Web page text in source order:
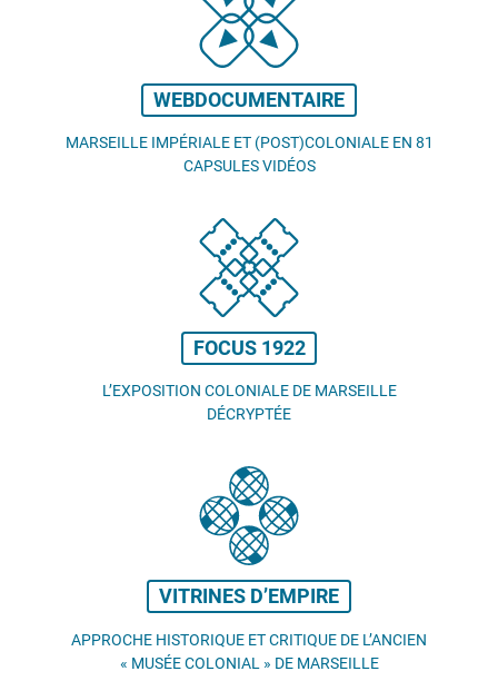
WEBDOCUMENTAIRE
MARSEILLE IMPÉRIALE ET (POST)COLONIALE EN 81
CAPSULES VIDÉOS
FOCUS 1922
L’EXPOSITION COLONIALE DE MARSEILLE
DÉCRYPTÉE
VITRINES D’EMPIRE
APPROCHE HISTORIQUE ET CRITIQUE DE L’ANCIEN
« MUSÉE COLONIAL » DE MARSEILLE